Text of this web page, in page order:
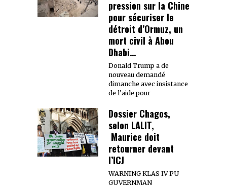
pression sur la Chine
pour sécuriser le
détroit d’Ormuz, un
mort civil à Abou
Dhabi…
Donald Trump a de
nouveau demandé
dimanche avec insistance
de l’aide pour
Dossier Chagos,
selon LALIT,
Maurice doit
retourner devant
l’ICJ
WARNING KLAS IV PU
GUVERNMAN